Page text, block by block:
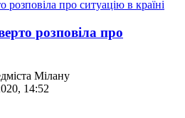
розповіла про
Мілану
14:52